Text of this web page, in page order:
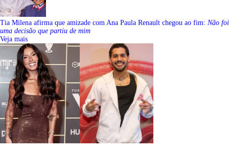
Tia Milena afirma que amizade com Ana Paula Renault chegou ao fim: Não foi
uma decisão que partiu de mim
Veja mais